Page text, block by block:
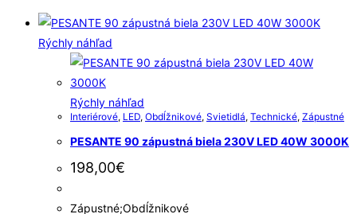
Rýchly náhľad
Rýchly náhľad
Interiérové, LED, Obdĺžnikové, Svietidlá, Technické, Zápustné
PESANTE 90 zápustná biela 230V LED 40W 3000K
198,00€
Zápustné;Obdĺžnikové